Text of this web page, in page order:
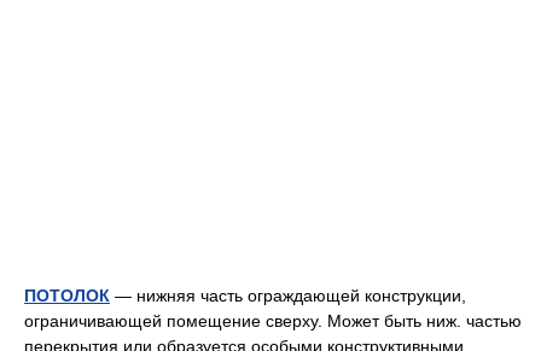
ПОТОЛОК — нижняя часть ограждающей конструкции,
ограничивающей помещение сверху. Может быть ниж. частью
перекрытия или образуется особыми конструктивными